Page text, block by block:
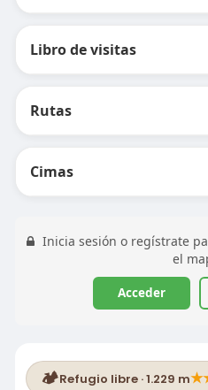
Libro de visitas
Rutas
Cimas
Inicia sesión o regístrate
el
Acceder
🏕️Refugio libre · 1.229 m★